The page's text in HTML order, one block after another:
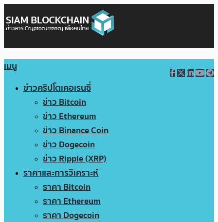
เมนู
ข่าวคริปโตเคอเรนซี่
ข่าว Bitcoin
ข่าว Ethereum
ข่าว Binance Coin
ข่าว Dogecoin
ข่าว Ripple (XRP)
ราคาและการวิเคราะห์
ราคา Bitcoin
ราคา Ethereum
ราคา Dogecoin